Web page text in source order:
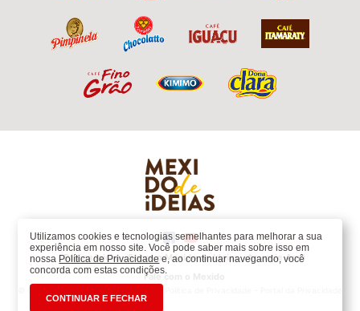
Utilizamos cookies e tecnologias semelhantes para melhorar a sua
experiência em nosso site. Você pode saber mais sobre isso em
nossa Política de Privacidade e, ao continuar navegando, você
concorda com estas condições.
CONTINUAR E FECHAR
Página Inicial Sobre o Mexido de Ideias
Anuncie Aqui
Fale com o Mexido